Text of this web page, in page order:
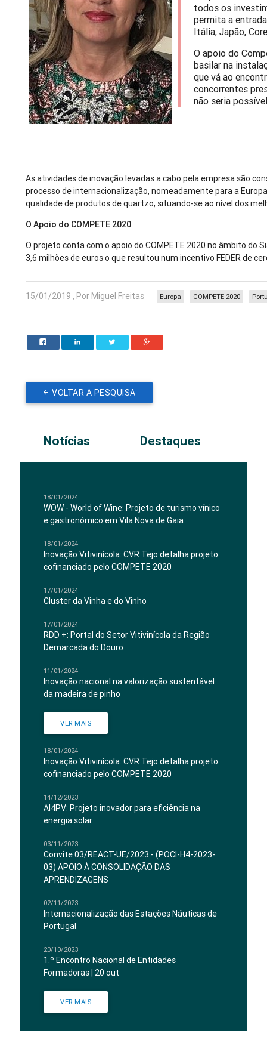
todos os
permita a
Itália, Japão,
O apoio do
basilar na
que vá ao
concorrentes
não seria
As atividades de inovação levadas a cabo pela empresa são
processo de internacionalização, nomeadamente para a
qualidade de produtos de quartzo, situando-se ao nível dos
O Apoio do COMPETE 2020
O projeto conta com o apoio do COMPETE 2020 no âmbito do
3,6 milhões de euros o que resultou num incentivo FEDER de
15/01/2019 , Por Miguel Freitas COMPETE 2020
Europa
VOLTAR A PESQUISA
Notícias Destaques
18/01/2024
WOW - World of Wine: Projeto de turismo vínico
e gastronómico em Vila Nova de Gaia
18/01/2024
Inovação Vitivinícola: CVR Tejo detalha projeto
cofinanciado pelo COMPETE 2020
17/01/2024
Cluster da Vinha e do Vinho
17/01/2024
RDD +: Portal do Setor Vitivinícola da Região
Demarcada do Douro
11/01/2024
Inovação nacional na valorização sustentável
da madeira de pinho
VER MAIS
18/01/2024
Inovação Vitivinícola: CVR Tejo detalha projeto
cofinanciado pelo COMPETE 2020
14/12/2023
AI4PV: Projeto inovador para eficiência na
energia solar
03/11/2023
Convite 03/REACT-UE/2023 - (POCI-H4-2023-
03) APOIO À CONSOLIDAÇÃO DAS
APRENDIZAGENS
02/11/2023
Internacionalização das Estações Náuticas de
Portugal
20/10/2023
1.º Encontro Nacional de Entidades
Formadoras | 20 out
VER MAIS